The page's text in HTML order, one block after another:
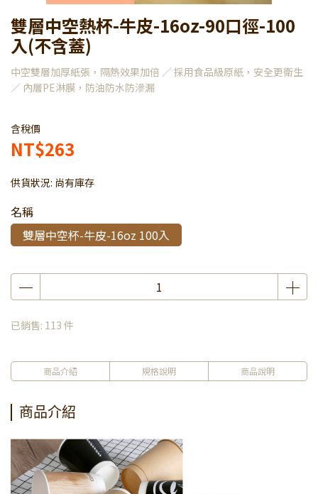
雙層中空熱杯-牛皮-16oz-90口徑-100
入(不含蓋)
中空雙層加厚紙張，隔熱效果加倍 ／ 採用食品級原紙，安全更衛生
／ 內層PE淋膜，防油防水防滲漏
含稅價
NT$263
供貨狀況: 尚有庫存
名稱
雙層中空杯-牛皮-16oz 100入
已銷售: 113 件
商品介紹 規格說明 商品說明
商品介紹